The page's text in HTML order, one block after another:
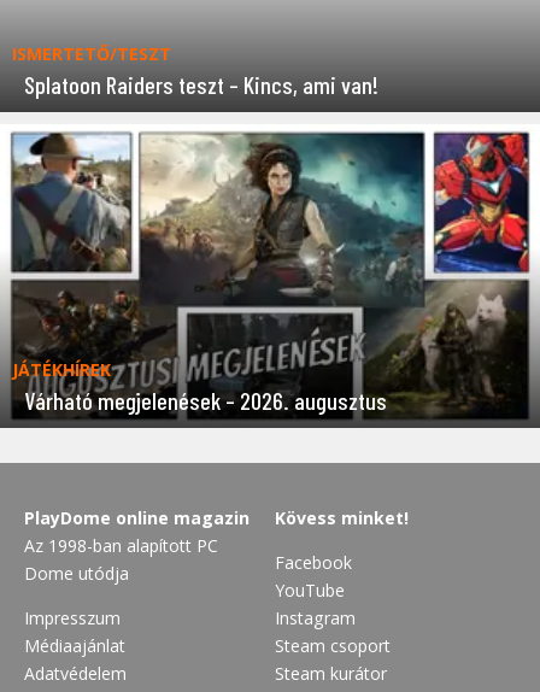
ISMERTETŐ/TESZT
Splatoon Raiders teszt – Kincs, ami van!
JÁTÉKHÍREK
Várható megjelenések – 2026. augusztus
PlayDome online magazin
Az 1998-ban alapított PC
Dome utódja
Impresszum
Médiaajánlat
Adatvédelem
Kövess minket!
Facebook
YouTube
Instagram
Steam csoport
Steam kurátor